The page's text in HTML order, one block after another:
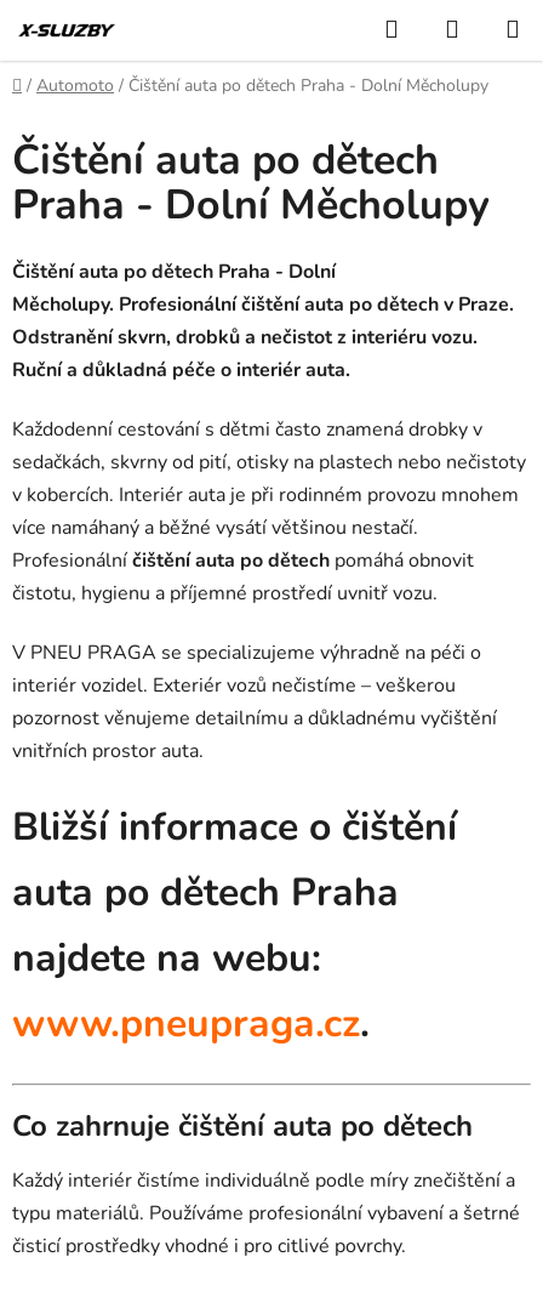
na
obsah
Hledat
KOŠÍK
Domů
/ Automoto / Čištění auta po dětech Praha - Dolní Měcholupy
Čištění auta po dětech
Praha - Dolní Měcholupy
Čištění auta po dětech Praha - Dolní
Měcholupy. Profesionální čištění auta po dětech v Praze.
Odstranění skvrn, drobků a nečistot z interiéru vozu.
Ruční a důkladná péče o interiér auta.
Každodenní cestování s dětmi často znamená drobky v
sedačkách, skvrny od pití, otisky na plastech nebo nečistoty
v kobercích. Interiér auta je při rodinném provozu mnohem
více namáhaný a běžné vysátí většinou nestačí.
Profesionálníčištění auta po dětech pomáhá obnovit
čistotu, hygienu a příjemné prostředí uvnitř vozu.
V PNEU PRAGA se specializujeme výhradně na péči o
interiér vozidel. Exteriér vozů nečistíme – veškerou
pozornost věnujeme detailnímu a důkladnému vyčištění
vnitřních prostor auta.
Bližší informace o čištění
auta po dětech Praha
najdete na webu:
www.pneupraga.cz.
Co zahrnuje čištění auta po dětech
Každý interiér čistíme individuálně podle míry znečištění a
typu materiálů. Používáme profesionální vybavení a šetrné
čisticí prostředky vhodné i pro citlivé povrchy.